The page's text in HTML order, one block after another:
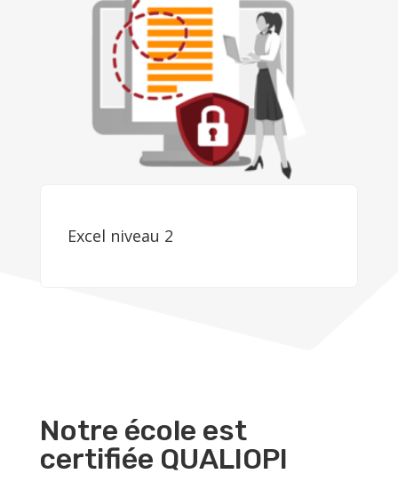
Excel niveau 2
Notre école est
certifiée QUALIOPI